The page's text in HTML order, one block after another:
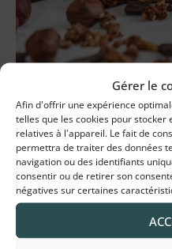
Gérer le
Afin d'offrir une expérience
telles que les cookies pour
relatives à l'appareil. Le fait de
permettra de traiter des données
navigation ou des identifiants
consentir ou de retirer son
négatives sur certaines
Dans un bol,
sucre, l’œuf, la vanille
Ajouter ensuite la
noisettes, le Müska et
Ajouter la tartinade
Placer 2 c à table de
à biscuits, tapisser